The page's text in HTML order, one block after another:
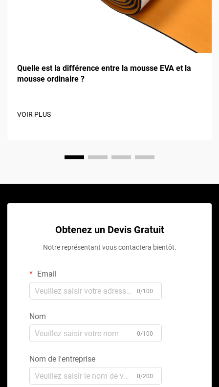
Quelle est la différence entre la mousse EVA et la
mousse ordinaire ?
VOIR PLUS
Obtenez un Devis Gratuit
Notre représentant vous contactera bientôt.
Email
0/100
Nom
0/100
Nom de l'entreprise
0/200